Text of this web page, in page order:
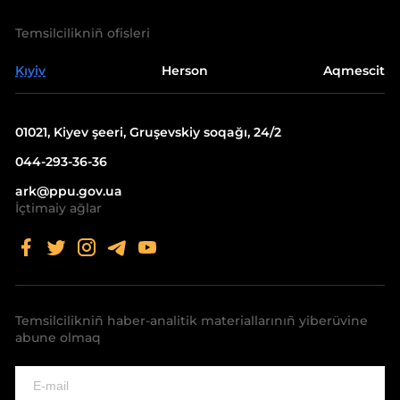
Temsilcilikniñ ofisleri
Kıyiv Herson Aqmescit
01021, Kiyev şeeri, Gruşevskiy soqağı, 24/2
044-293-36-36
ark@ppu.gov.ua
İçtimaiy ağlar
Temsilcilikniñ haber-analitik materiallarınıñ yiberüvine
abune olmaq